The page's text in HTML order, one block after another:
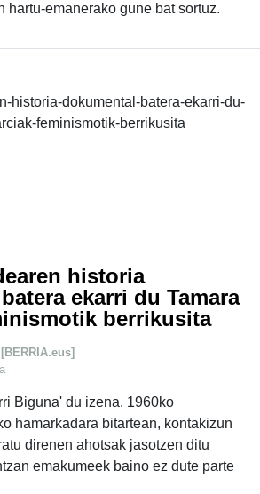
hartu-emanerako gune bat sortuz.
historia
ekarri du Tamara
berrikusita
Biguna' du izena. 1960ko
hamarkadara bitartean, kontakizun
direnen ahotsak jasotzen ditu
emakumeek baino ez dute parte